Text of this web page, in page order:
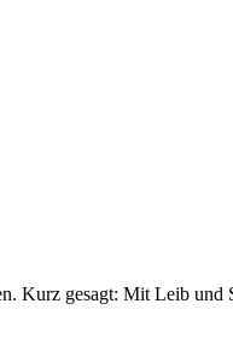
Kurz gesagt: Mit Leib und